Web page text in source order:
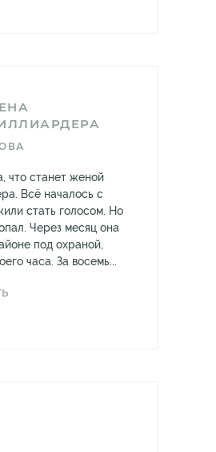
что станет женой
Всё началось с
стать голосом. Но
Через месяц она
под охраной,
часа. За восемь...